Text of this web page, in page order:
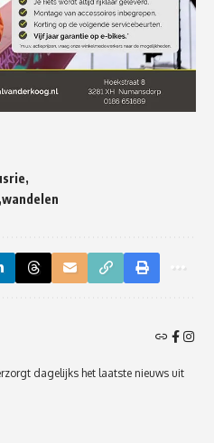
wandelen
dagelijks het laatste nieuws uit